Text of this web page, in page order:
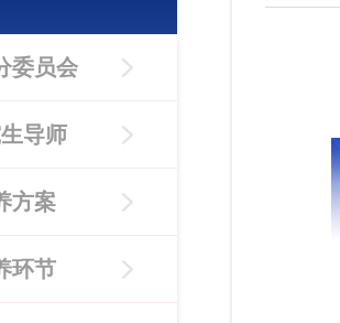
委员会
导师
方案
环节